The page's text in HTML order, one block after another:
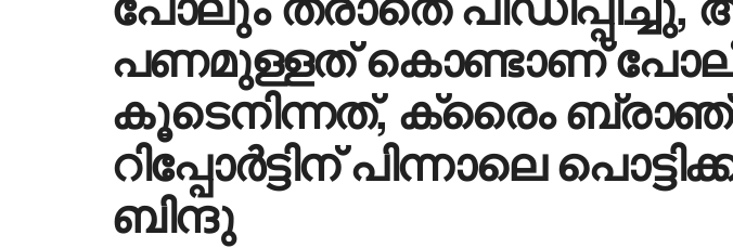
പണമുള്ളത് കൊണ്ടാണ്
കൂടെനിന്നത്, ക്രൈം
റിപ്പോർട്ടിന് പിന്നാലെ
ബിന്ദു